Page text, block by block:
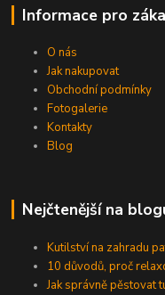
Informace pro
O nás
Jak nakupovat
Obchodní podmínky
Fotogalerie
Kontakty
Blog
Nejčtenější na
Kutilství na zahradu
10 důvodů, proč
Jak správně pěstovat